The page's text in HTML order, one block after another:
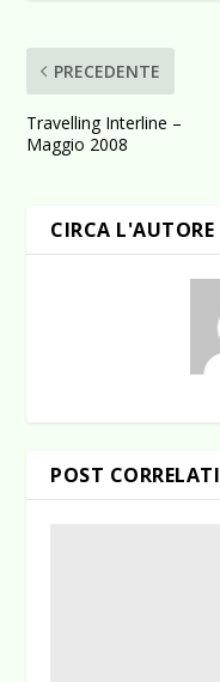
PRECEDENTE
Travelling Interline –
Maggio 2008
CIRCA L'AUTORE
POST CORRELATI